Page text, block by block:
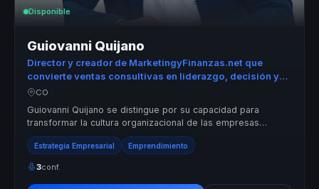
Disponible
Guiovanni Quijano
Director y creador de MarketingyFinanzas.net que
convierte ventas consultivas en liderazgo, decisión y
crecimiento comercial para equipos.
CO
Guiovanni Quijano se distingue por su capacidad para
transformar la cultura organizacional de las empresas
mediante estrategias de market...
Estrategia Empresarial Emprendimiento
3conf.